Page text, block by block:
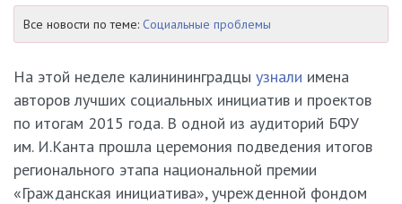
Все новости по теме: Социальные проблемы
На этой неделе калинининградцы узнали имена
авторов лучших социальных инициатив и проектов
по итогам 2015 года. В одной из аудиторий БФУ
им. И.Канта прошла церемония подведения итогов
регионального этапа национальной премии
«Гражданская инициатива», учрежденной фондом